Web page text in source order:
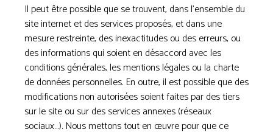
Il peut être possible que se trouvent, dans l’ensemble du
site internet et des services proposés, et dans une
mesure restreinte, des inexactitudes ou des erreurs, ou
des informations qui soient en désaccord avec les
conditions générales, les mentions légales ou la charte
de données personnelles. En outre, il est possible que des
modifications non autorisées soient faites par des tiers
sur le site ou sur des services annexes (réseaux
sociaux…). Nous mettons tout en œuvre pour que ce